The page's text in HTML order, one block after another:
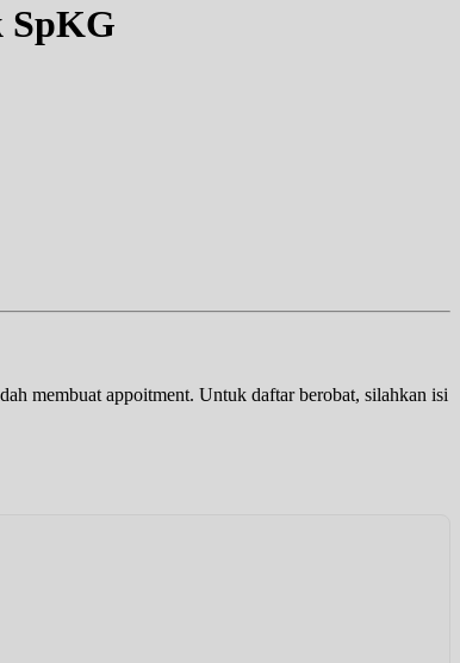
SpKG
membuat appoitment. Untuk daftar berobat, silahkan isi